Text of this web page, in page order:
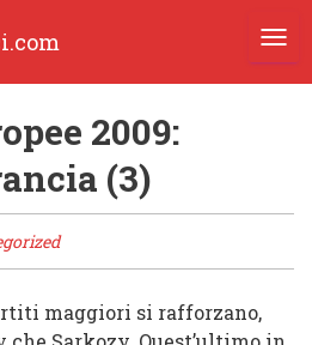
2009:
(3)
maggiori si rafforzano,